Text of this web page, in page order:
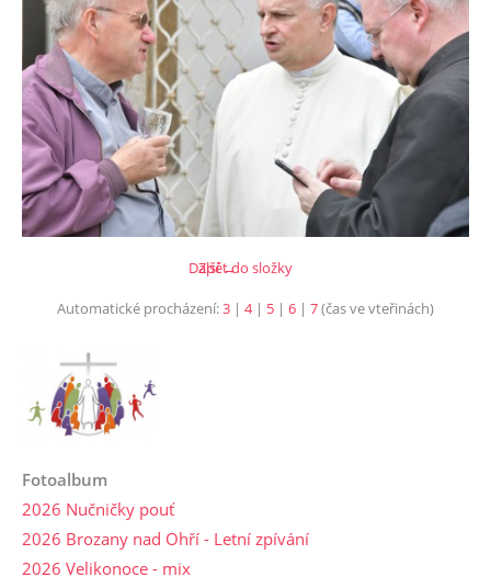
Další →
Zpět do složky
Automatické procházení:3 | 4| 5 | 6 | 7(čas ve vteřinách)
Fotoalbum
2026 Nučničky pouť
2026 Brozany nad Ohří - Letní zpívání
2026 Velikonoce - mix